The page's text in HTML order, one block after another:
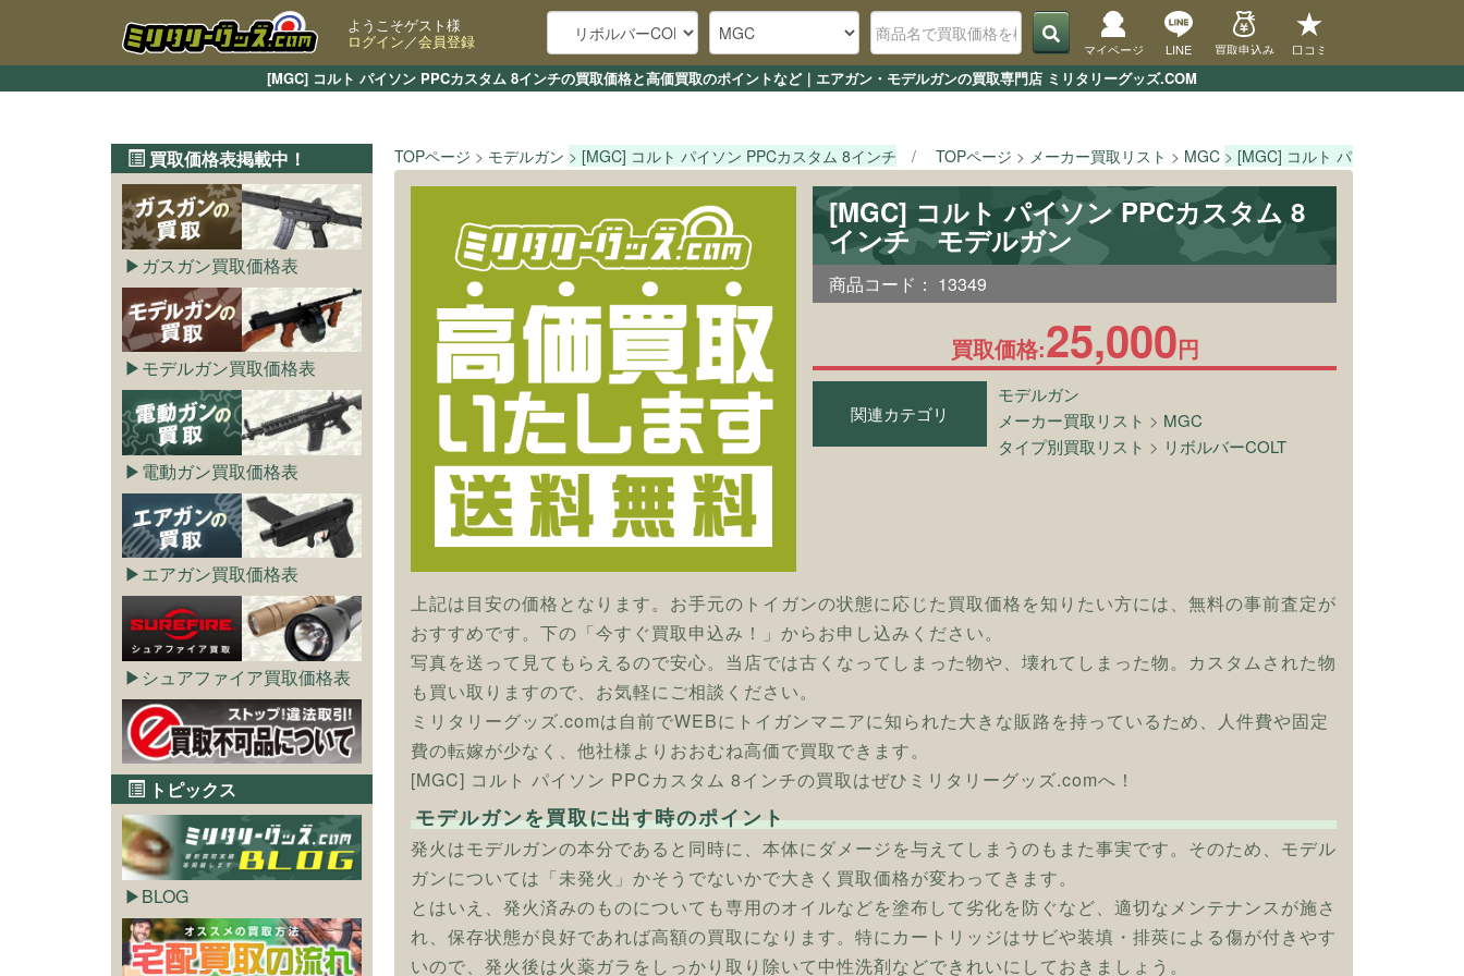
[MGC] コルト パイソン PPCカスタム 8インチの買取価格と高価買取のポイントなど｜エアガン・モデルガンの買取専門店 ミリタリーグッズ.COM
ようこそゲスト様
ログイン／会員登録 マイページ LINE 買取申込み 口コミ
TOPページ モデルガン [MGC] コルト パイソン PPCカスタム 8インチ TOPページ メーカー買取リスト MGC [MGC] コルト パイソン PPCカ
[MGC] コルト パイソン PPCカスタム 8
インチ モデルガン
商品コード： 13349
買取価格:25,000円
関連カテゴリ
モデルガン
メーカー買取リスト > MGC
タイプ別買取リスト > リボルバーCOLT
上記は目安の価格となります。お手元のトイガンの状態に応じた買取価格を知りたい方には、無料の事前査定が
おすすめです。下の「今すぐ買取申込み！」からお申し込みください。
写真を送って見てもらえるので安心。当店では古くなってしまった物や、壊れてしまった物。カスタムされた物
も買い取りますので、お気軽にご相談ください。
ミリタリーグッズ.comは自前でWEBにトイガンマニアに知られた大きな販路を持っているため、人件費や固定
費の転嫁が少なく、他社様よりおおむね高価で買取できます。
[MGC] コルト パイソン PPCカスタム 8インチの買取はぜひミリタリーグッズ.comへ！
モデルガンを買取に出す時のポイント
発火はモデルガンの本分であると同時に、本体にダメージを与えてしまうのもまた事実です。そのため、モデル
ガンについては「未発火」かそうでないかで大きく買取価格が変わってきます。
とはいえ、発火済みのものについても専用のオイルなどを塗布して劣化を防ぐなど、適切なメンテナンスが施さ
れ、保存状態が良好であれば高額の買取になります。特にカートリッジはサビや装填・排莢による傷が付きやす
いので、発火後は火薬ガラをしっかり取り除いて中性洗剤などできれいにしておきましょう。
買取価格表掲載中！
ガスガン買取価格表
モデルガン買取価格表
電動ガン買取価格表
エアガン買取価格表
シュアファイア買取価格表
トピックス
BLOG